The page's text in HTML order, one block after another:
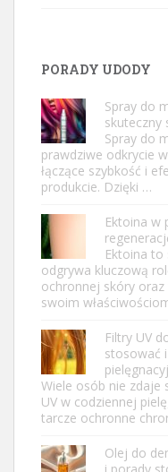
PORADY UDODY
Spray do
skuteczny
Spray do
prawdziwe odkrycie
łączące szybkość i
produkcie. Dzięki …
Ektoina w
Ektoina
odgrywa kluczową
ochronnej skóry oraz
swoim
Filtry UV
stosować
Wiele osób nie zdaje
UV w codziennej
tarcze ochronne
Olej do
i porady